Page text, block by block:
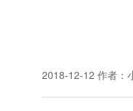
2018-12-12 作者：